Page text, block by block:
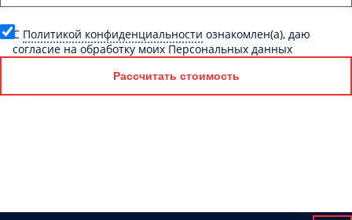
C Политикой конфиденциальности ознакомлен(а), даю
согласие на обработку моих Персональных данных
Рассчитать стоимость